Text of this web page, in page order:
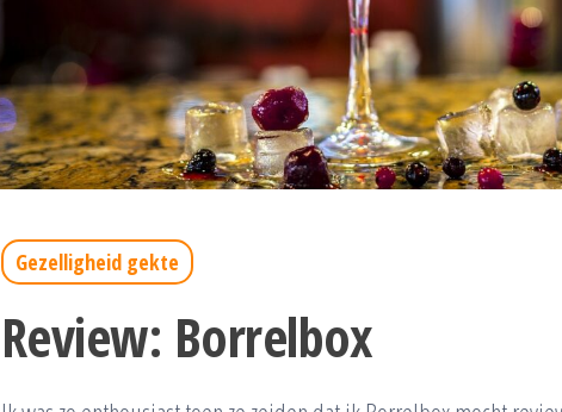
Gezelligheid gekte
Review: Borrelbox